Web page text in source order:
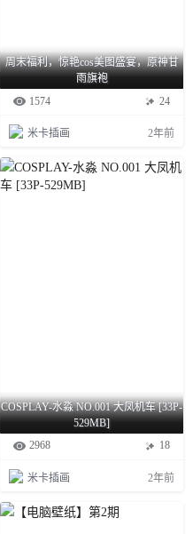
周末福利，惊艳cos美图盛宴，原神甘
雨旗袍
1574
24
米卡插画 2年前
COSPLAY-水淼 NO.001 大凤机车 [33P-
529MB]
2968
18
米卡插画 2年前